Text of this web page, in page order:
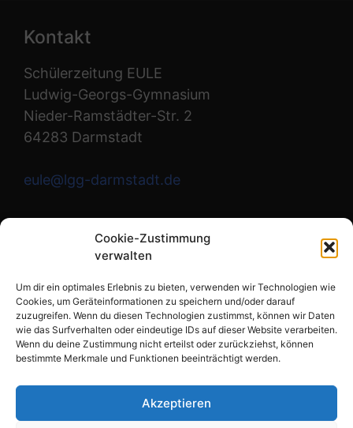
Cookie-Zustimmung
verwalten
Um dir ein optimales Erlebnis zu bieten, verwenden wir Technologien wie
Cookies, um Geräteinformationen zu speichern und/oder darauf
zuzugreifen. Wenn du diesen Technologien zustimmst, können wir Daten
wie das Surfverhalten oder eindeutige IDs auf dieser Website verarbeiten.
Wenn du deine Zustimmung nicht erteilst oder zurückziehst, können
bestimmte Merkmale und Funktionen beeinträchtigt werden.
Akzeptieren
Kontakt
Schülerzeitung EULE
Ludwig-Georgs-Gymnasium
Nieder-Ramstädter-Str. 2
64283 Darmstadt
eule@lgg-darmstadt.de
Wir sind die Redaktion.
Instagram
Links
Datenschutzerklärung